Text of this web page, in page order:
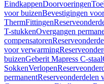
EindkappenDoorvoeringen
voor buizenBevestigingen
ThermFittingen
T-stukkenOvergangen
compensatoren
voor verwarming
buizenGeberit Mapress C-staal
SokkenVerlopen
permanentReserveonderdelen